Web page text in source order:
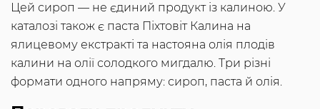
Цей сироп — не єдиний продукт із калиною. У
каталозі також є паста Піхтовіт Калина на
ялицевому екстракті та настояна олія плодів
калини на олії солодкого мигдалю. Три різні
формати одного напряму: сироп, паста й олія.